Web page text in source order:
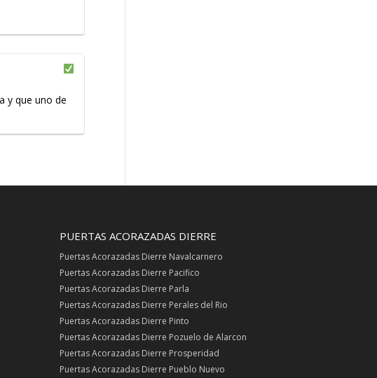
y que uno de
PUERTAS ACORAZADAS DIERRE
Puertas Acorazadas Dierre Navalcarnero
Puertas Acorazadas Dierre Pacifico
Puertas Acorazadas Dierre Parla
Puertas Acorazadas Dierre Perales del Rio
Puertas Acorazadas Dierre Pinto
Puertas Acorazadas Dierre Pozuelo de Alarcon
Puertas Acorazadas Dierre Prosperidad
Puertas Acorazadas Dierre Pueblo Nuevo